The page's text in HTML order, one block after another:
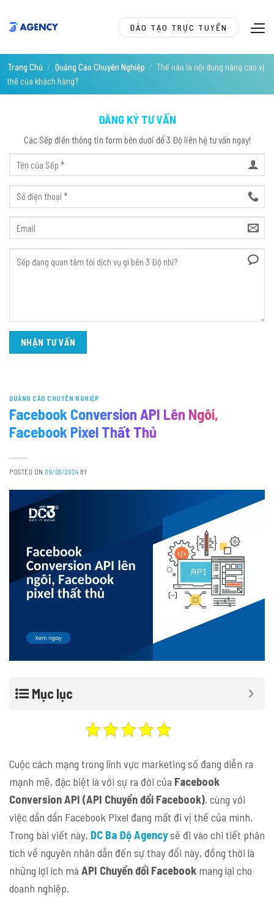
ĐÀO TẠO TRỰC TUYẾN
Trang Chủ / Quảng Cáo Chuyên Nghiệp / Thế nào là nội dung nâng cao vị
thế của khách hàng?
QUẢNG CÁO CHUYÊN NGHIỆP
Facebook Conversion API Lên Ngôi,
Facebook Pixel Thất Thủ
POSTED ON 09/05/2024 BY
Mục lục
Cuộc cách mạng trong lĩnh vực marketing số đang diễn ra
mạnh mẽ, đặc biệt là với sự ra đời của Facebook
Conversion API (API Chuyển đổi Facebook), cùng với
việc dần dần Facebook Pixel đang mất đi vị thế của mình.
Trong bài viết này, DC Ba Độ Agencysẽ đi vào chi tiết phân
tích về nguyên nhân dẫn đến sự thay đổi này, đồng thời là
những lợi ích mà API Chuyển đổi Facebook mang lại cho
doanh nghiệp.
ĐĂNG KÝ TƯ VẤN
Các Sếp điền thông tin form bên dưới để 3 Độ liên hệ tư vấn ngay!